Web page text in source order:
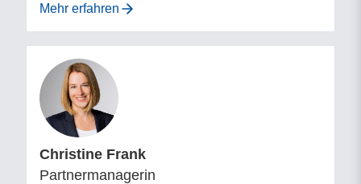
Mehr erfahren
Christine Frank
Partnermanagerin